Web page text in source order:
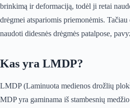
brinkimą ir deformaciją, todėl ji retai
drėgmei atspariomis priemonėmis.
naudoti didesnės drėgmės patalpose,
Kas yra LMDP?
LMDP (Laminuota medienos drožlių
MDP yra gaminama iš stambesnių